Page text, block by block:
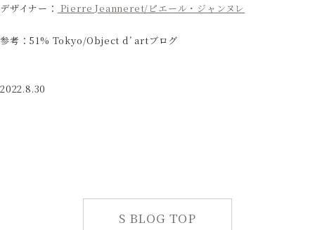
デザイナー： Pierre Jeanneret/ピエール・ジャンヌレ
参考：51% Tokyo/Object d’ artブログ
2022.8.30
S BLOG TOP